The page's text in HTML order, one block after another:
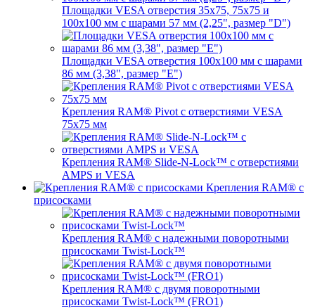
Площадки VESA отверстия 35х75, 75x75 и
100x100 мм с шарами 57 мм (2,25", размер "D")
Площадки VESA отверстия 100x100 мм с шарами
86 мм (3,38", размер "E")
Крепления RAM® Pivot с отверстиями VESA
75x75 мм
Крепления RAM® Slide-N-Lock™ с отверстиями
AMPS и VESA
Крепления RAM® с
присосками
Крепления RAM® с надежными поворотными
присосками Twist-Lock™
Крепления RAM® с двумя поворотными
присосками Twist-Lock™ (FRO1)